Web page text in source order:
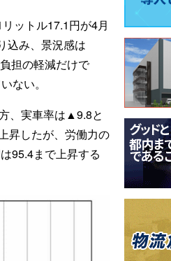
ットル17.1円が4月
込み、景況感は
担の軽減だけで
ない。
、実車率は▲9.8と
昇したが、労働力の
95.4まで上昇する